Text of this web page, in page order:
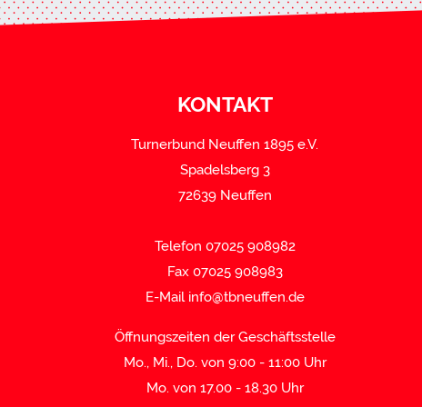
KONTAKT
Turnerbund Neuffen 1895 e.V.
Spadelsberg 3
72639 Neuffen
Telefon 07025 908982
Fax 07025 908983
E-Mail info@tbneuffen.de
Öffnungszeiten der Geschäftsstelle
Mo., Mi., Do. von 9:00 - 11:00 Uhr
Mo. von 17.00 - 18.30 Uhr